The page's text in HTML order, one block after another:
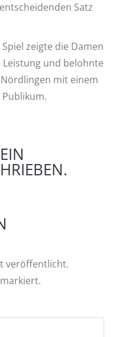
Satz
zeigte die Damen
und belohnte
mit einem
veröffentlicht.
markiert.